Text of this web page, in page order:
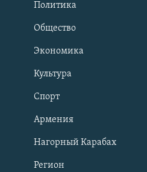
Политика
Общество
Экономика
Культура
Спорт
Армения
Нагорный Карабах
Регион